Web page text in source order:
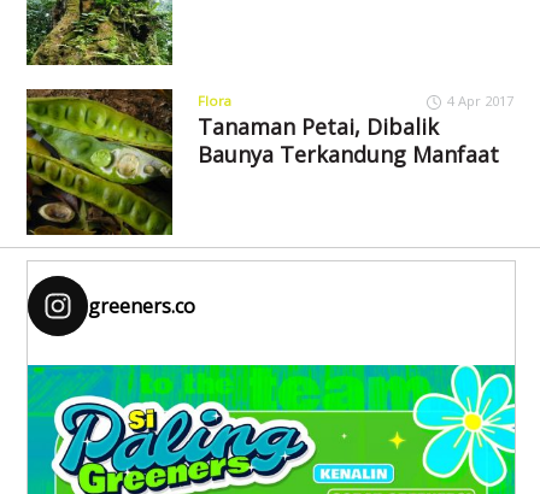
Flora 4 Apr 2017
Tanaman Petai, Dibalik
Baunya Terkandung Manfaat
greeners.co